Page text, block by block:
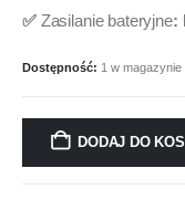
✅ Zasilanie bateryjne:
Dostępność: 1 w magazynie
DODAJ DO